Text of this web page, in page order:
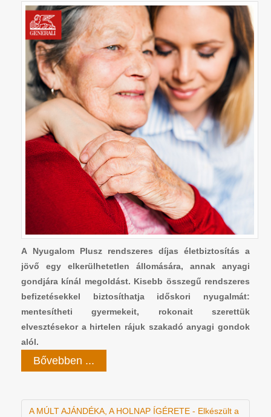
A Nyugalom Plusz rendszeres díjas életbiztosítás a
jövő egy elkerülhetetlen állomására, annak anyagi
gondjára kínál megoldást. Kisebb összegű rendszeres
befizetésekkel biztosíthatja időskori nyugalmát:
mentesítheti gyermekeit, rokonait szerettük
elvesztésekor a hirtelen rájuk szakadó anyagi gondok
alól.
Bővebben ...
A MÚLT AJÁNDÉKA, A HOLNAP ÍGÉRETE - Elkészült a